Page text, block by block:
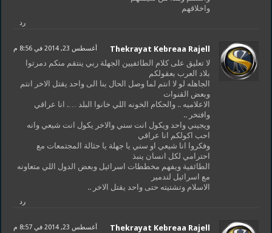
واخلاقهم
رد
Thekrayat Kebreaa Rajell أغسطس 23, 2014 في 8:56 م
لا تعليق على كلام الطائفيين الجهلة ربي ينتقم منكم دمرتوا
بلاد العرب بعقولكم
الجاهله لو لا انتم لما وصل الحال بنا الى واحد يقتل الاخر انتم
وبعض القنوات
الاعلاميه .. والحكام الخونه اللي خانوا البلد …. انا عراقي
وافتخر ..
ويجيني واحد ويكول انت سني والاخر يكول انت شيعي وانه
احب اكولكم انا عراقي
وفكروا انا شيعي او سني يا جهلة يا حثالة المجتمعات مع
احترامي لكل انسان ينبذ
الطائفية ويفهم مخططات اسرائيل وبعض الدول اللي متعاونه
مع اسرائيل لتدمير
الاسلام وتشتيته حتى واحد يقتل الاخر ..
رد
Thekrayat Kebreaa Rajell أغسطس 23, 2014 في 8:57 م